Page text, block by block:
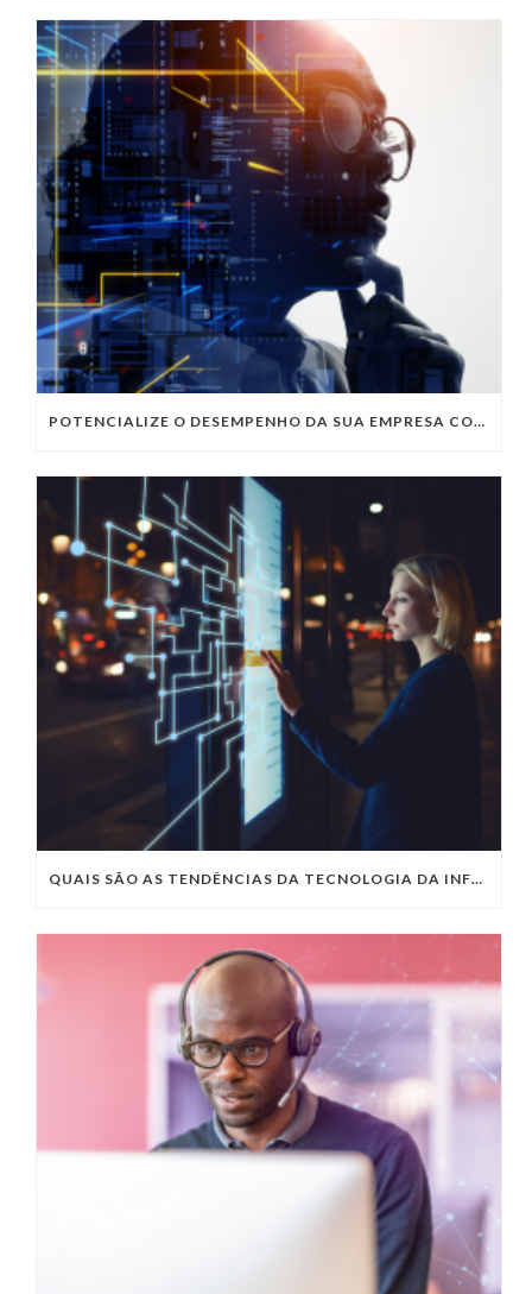
POTENCIALIZE O DESEMPENHO DA SUA EMPRESA COM OS SERVIÇOS DE TI DA VIVO VITA
QUAIS SÃO AS TENDÊNCIAS DA TECNOLOGIA DA INFORMAÇÃO PARA 2023?